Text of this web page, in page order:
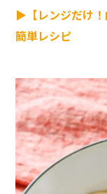
▶【レンジだけ！
簡単レシピ